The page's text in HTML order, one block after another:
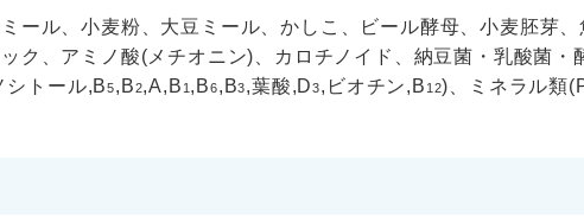
ール、小麦粉、大豆ミール、かしこ、ビール酵母、小麦胚芽
ク、アミノ酸(メチオニン)、カロチノイド、納豆菌・乳酸菌・
シトール,B5,B2,A,B 1 ,B6,B3,葉酸,D3,ビオチン,B 12)、ミネラル類